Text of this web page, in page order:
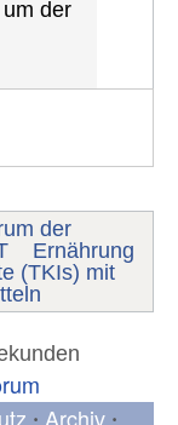
um der
der
Ernährung
(TKIs) mit
Archiv